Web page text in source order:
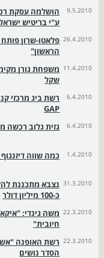
9.5.2010
ע"י בריטיש ישראל תמורת
26.4.2010 פלאטו-שרון
הראשון"
11.4.2010
שקל
6.4.2010
GAP
6.4.2010 גזית גלוב רכשה מרכז
1.4.2010 כמה שווה
31.3.2010 נצבא מתכננת
כ-100 מיליון דולר
22.3.2010 משה גינדי:
חיובית"
22.3.2010 רשת האופנה
הסדר נושים